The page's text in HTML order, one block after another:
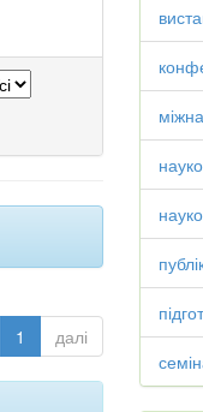
1 далі